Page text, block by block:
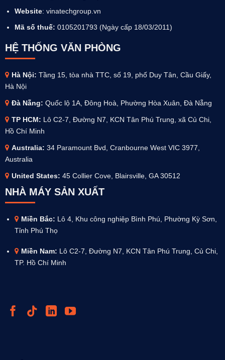
Website: vinatechgroup.vn
Mã số thuế: 0105201793 (Ngày cấp 18/03/2011)
HỆ THỐNG VĂN PHÒNG
Hà Nội: Tầng 15, tòa nhà TTC, số 19, phố Duy Tân, Cầu Giấy,
Hà Nội
Đà Nẵng: Quốc lộ 1A, Đông Hoà, Phường Hòa Xuân, Đà Nẵng
TP HCM: Lô C2-7, Đường N7, KCN Tân Phú Trung, xã Củ Chi,
Hồ Chí Minh
Australia: 34 Paramount Bvd, Cranbourne West VIC 3977,
Australia
United States: 45 Collier Cove, Blairsville, GA 30512
NHÀ MÁY SẢN XUẤT
Miền Bắc: Lô 4, Khu công nghiệp Bình Phú, Phường Kỳ Sơn,
Tỉnh Phú Thọ
Miền Nam: Lô C2-7, Đường N7, KCN Tân Phú Trung, Củ Chi,
TP. Hồ Chí Minh